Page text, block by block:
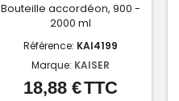
Bouteille accordéon, 900 -
2000 ml
Référence: KAI4199
Marque: KAISER
Prix
18,88 €TTC